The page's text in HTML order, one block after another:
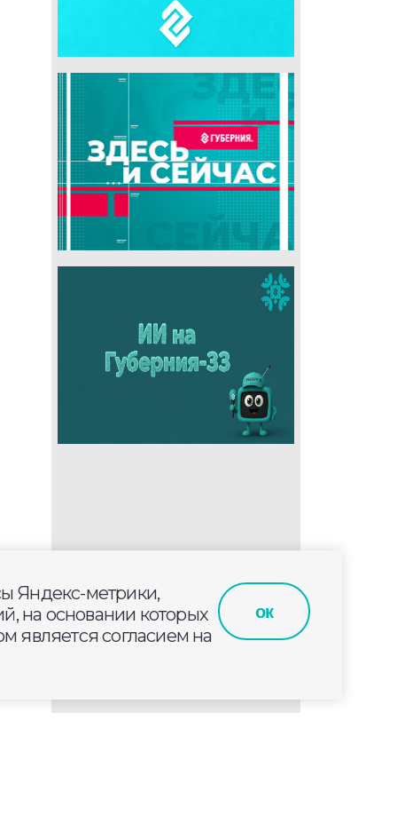
Яндекс-метрики,
на основании которых
является согласием на
ок